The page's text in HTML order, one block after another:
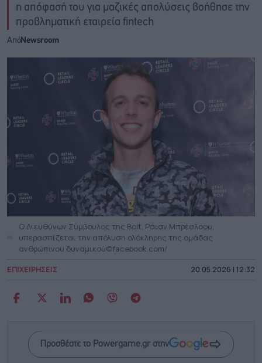
η απόφασή του για μαζικές απολύσεις βοήθησε την
προβληματική εταιρεία fintech
ΑπόNewsroom
Ο Διευθύνων Σύμβουλος της Bolt, Ράιαν Μπρέσλοου,
υπερασπίζεται την απόλυση ολόκληρης της ομάδας
ανθρώπινου δυναμικού©facebook.com/
ΕΠΙΧΕΙΡΗΣΕΙΣ 20.05.2026 | 12:32
Προσθέστε το Powergame.gr στην